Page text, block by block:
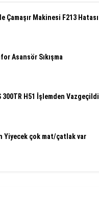
Çamaşır Makinesi F213 Hatası
Asansör Sıkışma
300TR H51 İşlemden Vazgeçildi
Yiyecek çok mat/çatlak var